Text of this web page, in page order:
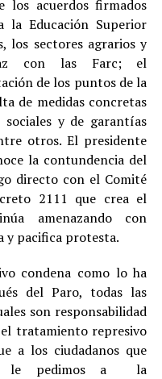
los acuerdos firmados
la Educación Superior
los sectores agrarios y
con las Farc; el
de los puntos de la
de medidas concretas
y de garantías
otros. El presidente
la contundencia del
directo con el Comité
2111 que crea el
amenazando con
y pacifica protesta.
condena como lo ha
del Paro, todas las
son responsabilidad
el tratamiento represivo
a los ciudadanos que
y le pedimos a la